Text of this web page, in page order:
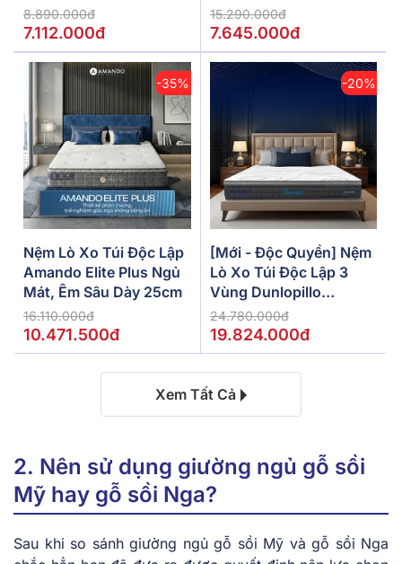
5/10/15cm
8.890.000đ
7.112.000đ
15.290.000đ
7.645.000đ
-35%
Nệm Lò Xo Túi Độc Lập
Amando Elite Plus Ngủ
Mát, Êm Sâu Dày 25cm
16.110.000đ
10.471.500đ
-20%
[Mới - Độc Quyền] Nệm
Lò Xo Túi Độc Lập 3
Vùng Dunlopillo
De.Stress Powerful
24.780.000đ
19.824.000đ
Xem Tất Cả
2. Nên sử dụng giường ngủ gỗ sồi
Mỹ hay gỗ sồi Nga?
Sau khi so sánh giường ngủ gỗ sồi Mỹ và gỗ sồi Nga